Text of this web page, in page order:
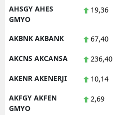
AHSGY AHES
GMYO
19,36
AKBNK AKBANK 67,40
AKCNS AKCANSA 236,40
AKENR AKENERJI 10,14
AKFGY AKFEN
GMYO
2,69